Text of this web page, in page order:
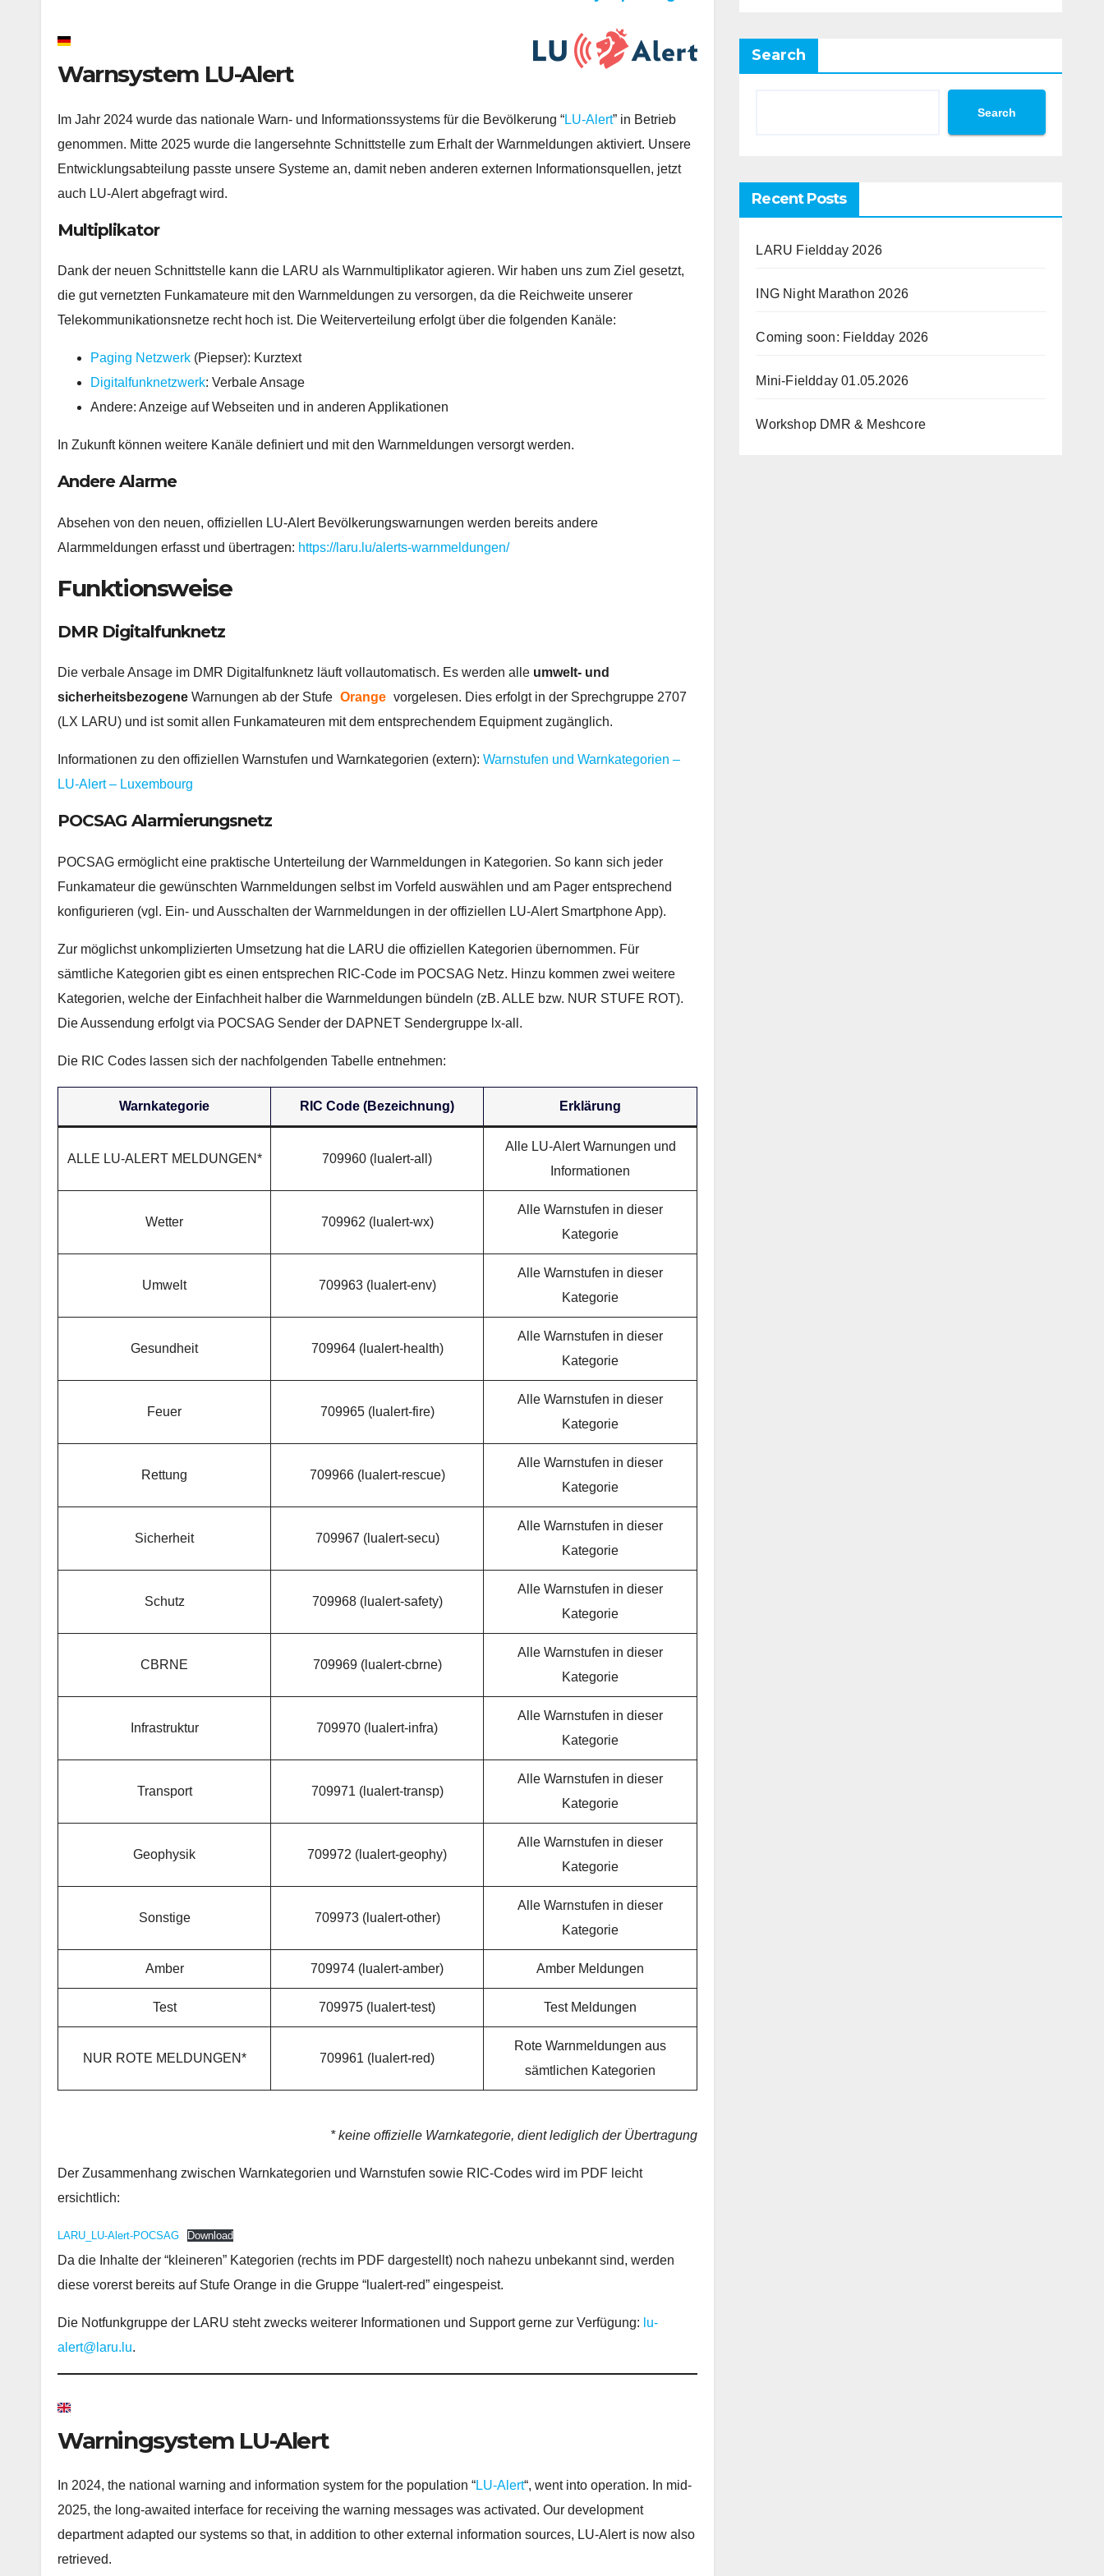
Warnsystem LU-Alert
Im Jahr 2024 wurde das nationale Warn- und Informationssystems für die Bevölkerung “LU-Alert” in Betrieb
genommen. Mitte 2025 wurde die langersehnte Schnittstelle zum Erhalt der Warnmeldungen aktiviert. Unsere
Entwicklungsabteilung passte unsere Systeme an, damit neben anderen externen Informationsquellen, jetzt
auch LU-Alert abgefragt wird.
Multiplikator
Dank der neuen Schnittstelle kann die LARU als Warnmultiplikator agieren. Wir haben uns zum Ziel gesetzt,
die gut vernetzten Funkamateure mit den Warnmeldungen zu versorgen, da die Reichweite unserer
Telekommunikationsnetze recht hoch ist. Die Weiterverteilung erfolgt über die folgenden Kanäle:
Paging Netzwerk (Piepser): Kurztext
Digitalfunknetzwerk: Verbale Ansage
Andere: Anzeige auf Webseiten und in anderen Applikationen
In Zukunft können weitere Kanäle definiert und mit den Warnmeldungen versorgt werden.
Andere Alarme
Absehen von den neuen, offiziellen LU-Alert Bevölkerungswarnungen werden bereits andere
Alarmmeldungen erfasst und übertragen: https://laru.lu/alerts-warnmeldungen/
Funktionsweise
DMR Digitalfunknetz
Die verbale Ansage im DMR Digitalfunknetz läuft vollautomatisch. Es werden alle umwelt- und
sicherheitsbezogene Warnungen ab der Stufe Orange vorgelesen. Dies erfolgt in der Sprechgruppe 2707
(LX LARU) und ist somit allen Funkamateuren mit dem entsprechendem Equipment zugänglich.
Informationen zu den offiziellen Warnstufen und Warnkategorien (extern): Warnstufen und Warnkategorien –
LU-Alert – Luxembourg
POCSAG Alarmierungsnetz
POCSAG ermöglicht eine praktische Unterteilung der Warnmeldungen in Kategorien. So kann sich jeder
Funkamateur die gewünschten Warnmeldungen selbst im Vorfeld auswählen und am Pager entsprechend
konfigurieren (vgl. Ein- und Ausschalten der Warnmeldungen in der offiziellen LU-Alert Smartphone App).
Zur möglichst unkomplizierten Umsetzung hat die LARU die offiziellen Kategorien übernommen. Für
sämtliche Kategorien gibt es einen entsprechen RIC-Code im POCSAG Netz. Hinzu kommen zwei weitere
Kategorien, welche der Einfachheit halber die Warnmeldungen bündeln (zB. ALLE bzw. NUR STUFE ROT).
Die Aussendung erfolgt via POCSAG Sender der DAPNET Sendergruppe lx-all.
Die RIC Codes lassen sich der nachfolgenden Tabelle entnehmen:
Warnkategorie RIC Code (Bezeichnung) Erklärung
ALLE LU-ALERT MELDUNGEN* 709960 (lualert-all)
Alle LU-Alert Warnungen und
Informationen
Wetter 709962 (lualert-wx)
Alle Warnstufen in dieser
Kategorie
Umwelt 709963 (lualert-env)
Alle Warnstufen in dieser
Kategorie
Gesundheit 709964 (lualert-health)
Alle Warnstufen in dieser
Kategorie
Feuer 709965 (lualert-fire)
Alle Warnstufen in dieser
Kategorie
Rettung 709966 (lualert-rescue)
Alle Warnstufen in dieser
Kategorie
Sicherheit 709967 (lualert-secu)
Alle Warnstufen in dieser
Kategorie
Schutz 709968 (lualert-safety)
Alle Warnstufen in dieser
Kategorie
CBRNE 709969 (lualert-cbrne)
Alle Warnstufen in dieser
Kategorie
Infrastruktur 709970 (lualert-infra)
Alle Warnstufen in dieser
Kategorie
Transport 709971 (lualert-transp)
Alle Warnstufen in dieser
Kategorie
Geophysik 709972 (lualert-geophy)
Alle Warnstufen in dieser
Kategorie
Sonstige 709973 (lualert-other)
Alle Warnstufen in dieser
Kategorie
Amber 709974 (lualert-amber) Amber Meldungen
Test 709975 (lualert-test) Test Meldungen
NUR ROTE MELDUNGEN* 709961 (lualert-red)
Rote Warnmeldungen aus
sämtlichen Kategorien
* keine offizielle Warnkategorie, dient lediglich der Übertragung
Der Zusammenhang zwischen Warnkategorien und Warnstufen sowie RIC-Codes wird im PDF leicht
ersichtlich:
LARU_LU-Alert-POCSAG Download
Da die Inhalte der “kleineren” Kategorien (rechts im PDF dargestellt) noch nahezu unbekannt sind, werden
diese vorerst bereits auf Stufe Orange in die Gruppe “lualert-red” eingespeist.
Die Notfunkgruppe der LARU steht zwecks weiterer Informationen und Support gerne zur Verfügung: lu-
alert@laru.lu.
Warningsystem LU-Alert
In 2024, the national warning and information system for the population “LU-Alert“, went into operation. In mid-
2025, the long-awaited interface for receiving the warning messages was activated. Our development
department adapted our systems so that, in addition to other external information sources, LU-Alert is now also
retrieved.
Search
Search
Recent Posts
LARU Fieldday 2026
ING Night Marathon 2026
Coming soon: Fieldday 2026
Mini-Fieldday 01.05.2026
Workshop DMR & Meshcore